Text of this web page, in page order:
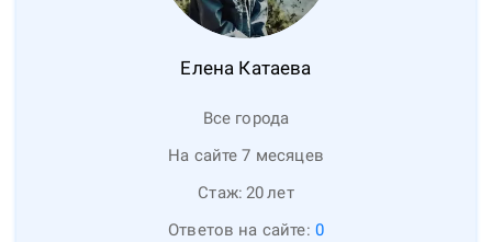
Елена Катаева
Все города
На сайте 7 месяцев
Стаж: 20лет
Ответов на сайте: 0